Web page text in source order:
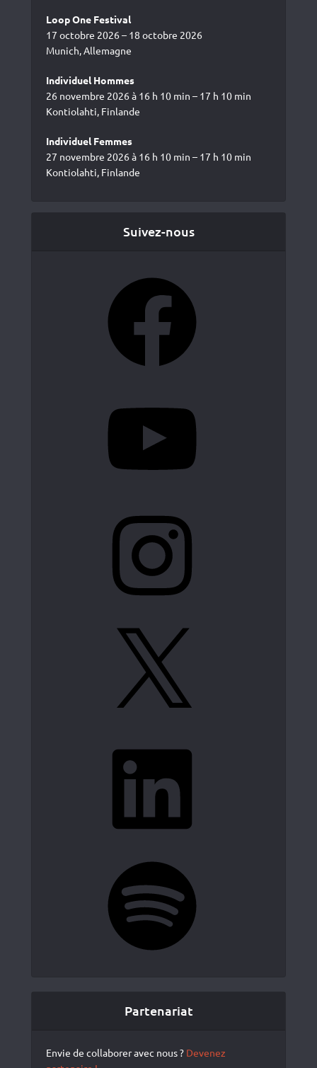
Loop One Festival
17 octobre 2026 – 18 octobre 2026
Munich, Allemagne
Individuel Hommes
26 novembre 2026 à 16 h 10 min – 17 h 10 min
Kontiolahti, Finlande
Individuel Femmes
27 novembre 2026 à 16 h 10 min – 17 h 10 min
Kontiolahti, Finlande
Suivez-nous
Partenariat
Envie de collaborer avec nous ? Devenez